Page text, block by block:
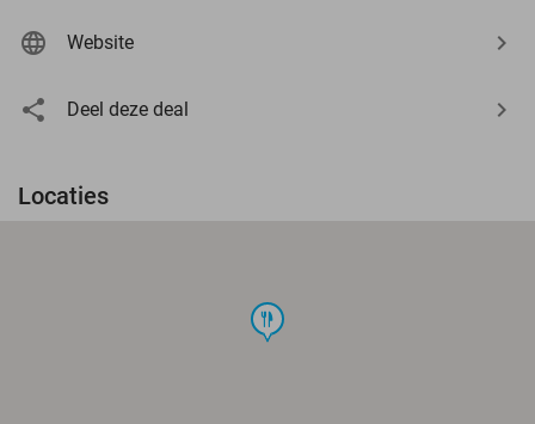
Website
Deel deze deal
Locaties
food